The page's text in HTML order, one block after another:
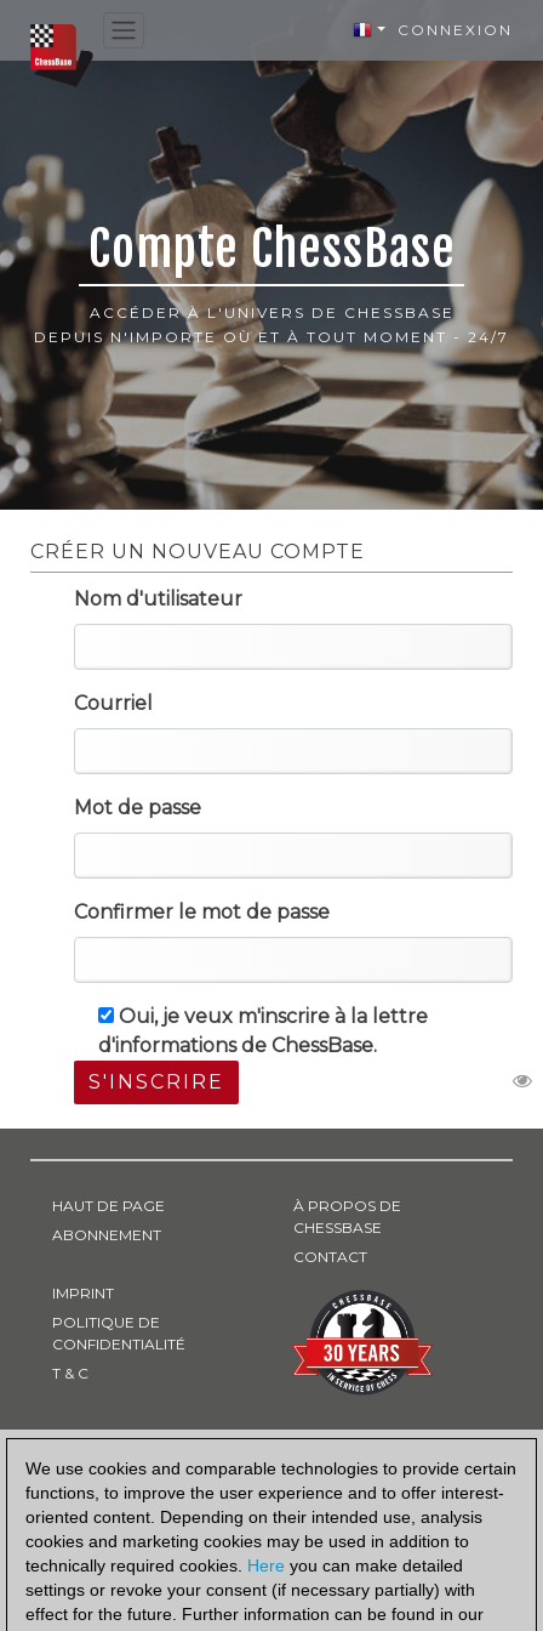
We use cookies and comparable technologies to provide certain
functions, to improve the user experience and to offer interest-
oriented content. Depending on their intended use, analysis
cookies and marketing cookies may be used in addition to
technically required cookies. Here you can make detailed
settings or revoke your consent (if necessary partially) with
effect for the future. Further information can be found in our
CONNEXION
Compte ChessBase
ACCÉDER À L'UNIVERS DE CHESSBASE
DEPUIS N'IMPORTE OÙ ET À TOUT MOMENT - 24/7
CRÉER UN NOUVEAU COMPTE
Nom d'utilisateur
Courriel
Mot de passe
Confirmer le mot de passe
Oui, je veux m'inscrire à la lettre
d'informations de ChessBase.
S'INSCRIRE
HAUT DE PAGE
ABONNEMENT
IMPRINT
POLITIQUE DE
CONFIDENTIALITÉ
T & C
À PROPOS DE
CHESSBASE
CONTACT
MOYEN DE PAIEMENT